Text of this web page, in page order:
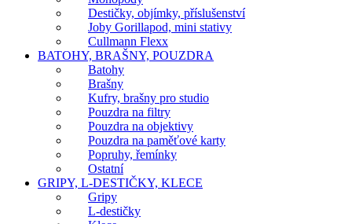
Destičky, objímky, příslušenství
Joby Gorillapod, mini stativy
Cullmann Flexx
BATOHY, BRAŠNY, POUZDRA
Batohy
Brašny
Kufry, brašny pro studio
Pouzdra na filtry
Pouzdra na objektivy
Pouzdra na paměťové karty
Popruhy, řemínky
Ostatní
GRIPY, L-DESTIČKY, KLECE
Gripy
L-destičky